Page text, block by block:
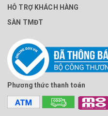
HỖ TRỢ KHÁCH HÀNG
SÀN TMĐT
Phương thức thanh toán